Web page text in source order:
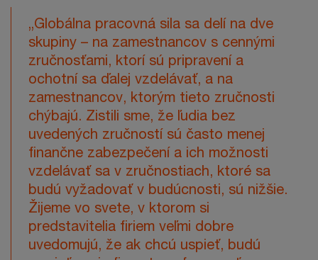
„Globálna pracovná sila sa delí na dve
skupiny – na zamestnancov s cennými
zručnosťami, ktorí sú pripravení a
ochotní sa ďalej vzdelávať, a na
zamestnancov, ktorým tieto zručnosti
chýbajú. Zistili sme, že ľudia bez
uvedených zručností sú často menej
finančne zabezpečení a ich možnosti
vzdelávať sa v zručnostiach, ktoré sa
budú vyžadovať v budúcnosti, sú nižšie.
Žijeme vo svete, v ktorom si
predstavitelia firiem veľmi dobre
uvedomujú, že ak chcú uspieť, budú